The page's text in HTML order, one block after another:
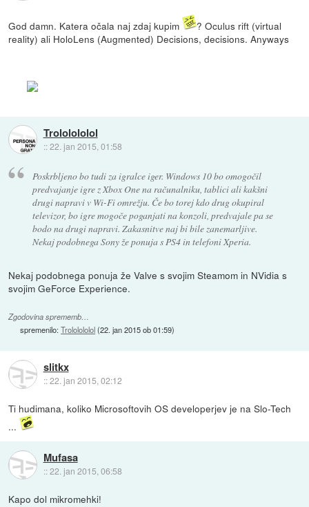
God damn. Katera očala naj zdaj kupim
? Oculus rift (virtual
reality) ali HoloLens (Augmented) Decisions, decisions. Anyways
Trololololol
::22. jan 2015, 01:58
Poskrbljeno bo tudi za igralce iger. Windows 10 bo omogočil
predvajanje igre z Xbox One na računalniku, tablici ali kakšni
drugi napravi v Wi-Fi omrežju. Če bo torej kdo drug okupiral
televizor, bo igre mogoče poganjati na konzoli, predvajale pa se
bodo na drugi napravi. Zakasnitve naj bi bile zanemarljive.
Nekaj podobnega Sony že ponuja s PS4 in telefoni Xperia.
Nekaj podobnega ponuja že Valve s svojim Steamom in NVidia s
svojim GeForce Experience.
Zgodovina sprememb…
spremenilo:Trololololol(22. jan 2015 ob 01:59)
slitkx
::22. jan 2015, 02:12
Ti hudimana, koliko Microsoftovih OS developerjev je na Slo-Tech
...
Mufasa
::22. jan 2015, 06:58
Kapo dol mikromehki!